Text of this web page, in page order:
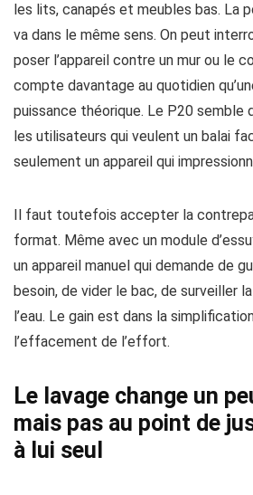
les lits, canapés et meubles bas. La
va dans le même sens. On peut
poser l’appareil contre un mur ou le
compte davantage au quotidien
puissance théorique. Le P20 semble
les utilisateurs qui veulent un balai
seulement un appareil qui
Il faut toutefois accepter la
format. Même avec un module
un appareil manuel qui demande de
besoin, de vider le bac, de surveiller
l’eau. Le gain est dans la
l’effacement de l’effort.
Le lavage change un
mais pas au point de
à lui seul